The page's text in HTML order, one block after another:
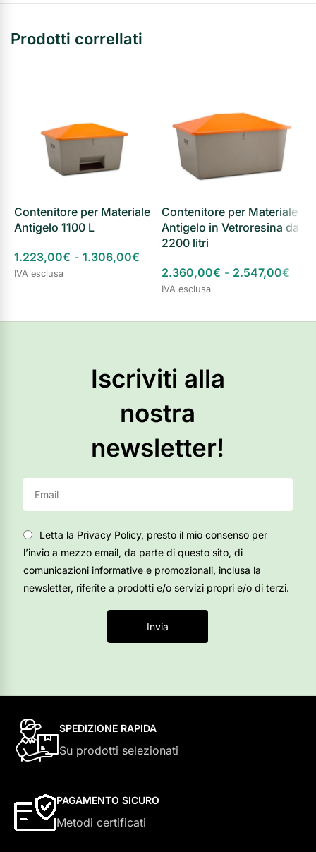
Prodotti correllati
Contenitore per Materiale
Antigelo 1100 L
1.223,00€ - 1.306,00€
IVA esclusa
Contenitore per Materiale
Antigelo in Vetroresina da
2200 litri
2.360,00€ - 2.547,00€
IVA esclusa
Iscriviti alla
nostra
newsletter!
Letta la Privacy Policy, presto il mio consenso per
l’invio a mezzo email, da parte di questo sito, di
comunicazioni informative e promozionali, inclusa la
newsletter, riferite a prodotti e/o servizi propri e/o di terzi.
Invia
SPEDIZIONE RAPIDA
Su prodotti selezionati
PAGAMENTO SICURO
Metodi certificati